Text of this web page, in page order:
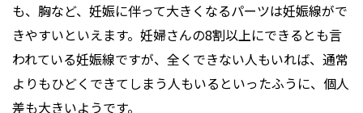
も、胸など、妊娠に伴って大きくなるパーツは妊娠線がで
きやすいといえます。妊婦さんの8割以上にできるとも言
われている妊娠線ですが、全くできない人もいれば、通常
よりもひどくできてしまう人もいるといったふうに、個人
差も大きいようです。